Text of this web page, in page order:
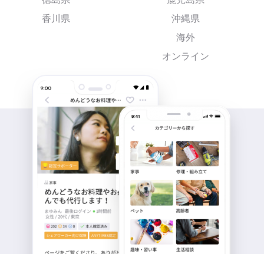
香川県
沖縄県
海外
オンライン